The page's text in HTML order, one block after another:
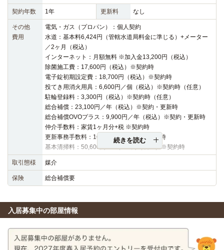
契約年数 1年 更新料 なし
その他
費用
電気・ガス（プロパン）：個人契約
水道：基本料6,424円（管轄水道局料金に準じる）+メーター
／2ヶ月（税込）
インターネット：月額無料 ※加入金13,200円（税込）
除菌施工費：17,600円（税込）※契約時
電子錠初期設定費：18,700円（税込）※契約時
投てき用消火用具：6,600円／個（税込）※契約時（任意）
駐輪登録料：3,300円（税込）※契約時（任意）
総合補償：23,100円／年（税込）※契約・更新時
総合補償OVOプラス：9,900円／年（税込）※契約・更新時
仲介手数料：家賃1ヶ月分+税 ※契約時
更新事務手数料：16,500円（税込）※更新時
基本清掃料：50,600円～67,100円（税込）※契約時
続きを読む
取引態様 媒介
保険 総合補償要
入居募集中の部屋情報